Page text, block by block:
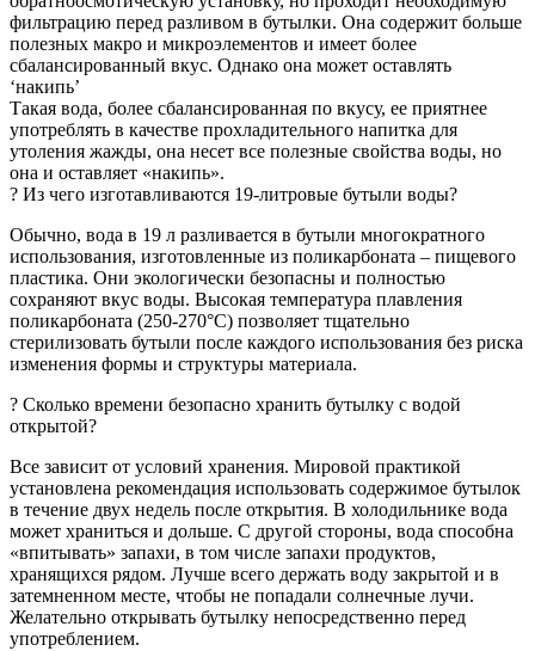
фильтрацию перед разливом в бутылки. Она содержит больше
полезных макро и микроэлементов и имеет более
сбалансированный вкус. Однако она может оставлять
‘накипь’
Такая вода, более сбалансированная по вкусу, ее приятнее
употреблять в качестве прохладительного напитка для
утоления жажды, она несет все полезные свойства воды, но
она и оставляет «накипь».
? Из чего изготавливаются 19-литровые бутыли воды?
Обычно, вода в 19 л разливается в бутыли многократного
использования, изготовленные из поликарбоната – пищевого
пластика. Они экологически безопасны и полностью
сохраняют вкус воды. Высокая температура плавления
поликарбоната (250-270°C) позволяет тщательно
стерилизовать бутыли после каждого использования без риска
изменения формы и структуры материала.
? Сколько времени безопасно хранить бутылку c водой
открытой?
Все зависит от условий хранения. Мировой практикой
установлена рекомендация использовать содержимое бутылок
в течение двух недель после открытия. В холодильнике вода
может храниться и дольше. С другой стороны, вода способна
«впитывать» запахи, в том числе запахи продуктов,
хранящихся рядом. Лучше всего держать воду закрытой и в
затемненном месте, чтобы не попадали солнечные лучи.
Желательно открывать бутылку непосредственно перед
употреблением.